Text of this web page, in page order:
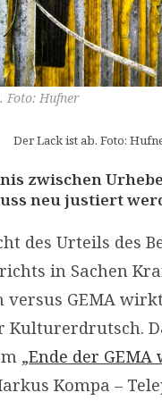
Foto: Hufner
Der Lack ist ab. Foto:
zwischen
neu justiert
des Urteils des
in Sachen
versus GEMA
Kulturerdrutsch.
„Ende der
Kompa –